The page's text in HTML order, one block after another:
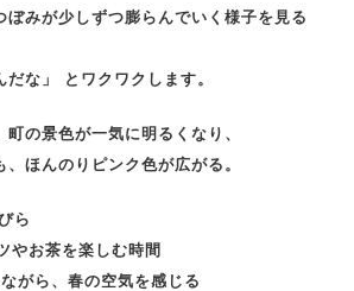
ぼみが少しずつ膨らんでいく様子を見る
だな」
とワクワクします。
の景色が一気に明るくなり、
、ほんのりピンク色が広がる。
ら
やお茶を楽しむ時間
がら、春の空気を感じる